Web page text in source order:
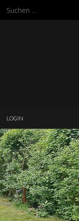
Suchen
LOGIN